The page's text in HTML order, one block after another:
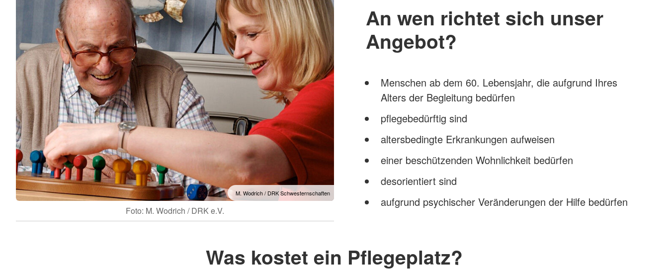
M. Wodrich / DRK Schwesternschaften
Foto: M. Wodrich / DRK e.V.
An wen richtet sich unser
Angebot?
Menschen ab dem 60. Lebensjahr, die aufgrund Ihres
Alters der Begleitung bedürfen
pflegebedürftig sind
altersbedingte Erkrankungen aufweisen
einer beschützenden Wohnlichkeit bedürfen
desorientiert sind
aufgrund psychischer Veränderungen der Hilfe bedürfen
Was kostet ein Pflegeplatz?